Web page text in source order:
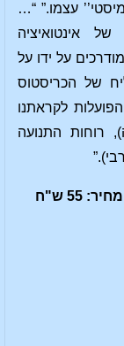
עצמו.” “…
אינטואיציה
על ידו על
של הכריסטוס
לקראתנו
רוחות התנועה